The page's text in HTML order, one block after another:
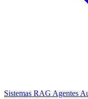
Sistemas RAG Agentes